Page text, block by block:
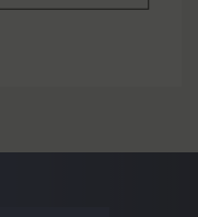
précédant la